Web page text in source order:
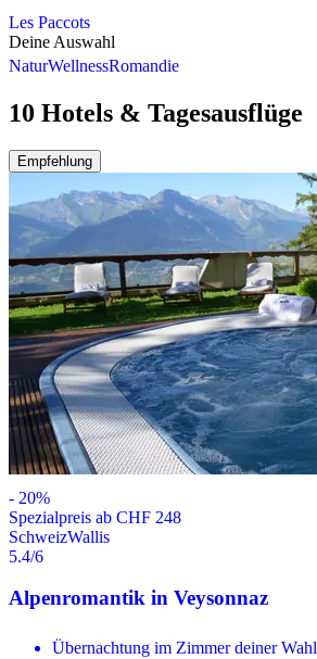
Les Paccots
Deine Auswahl
NaturWellnessRomandie
10 Hotels & Tagesausflüge
Empfehlung
- 20%
Spezialpreis ab CHF 248
SchweizWallis
5.4/6
Alpenromantik in Veysonnaz
Übernachtung im Zimmer deiner Wahl